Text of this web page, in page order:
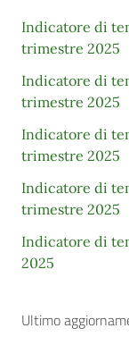
Indicatore di
trimestre 2025
Indicatore di
trimestre 2025
Indicatore di
trimestre 2025
Indicatore di
trimestre 2025
Indicatore di
2025
Ultimo